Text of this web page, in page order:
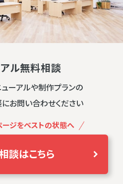
ル無料相談
ーアルや制作プランの
お問い合わせください
ージをベストの状態へ
談はこちら